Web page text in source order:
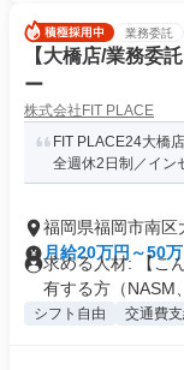
業務委託
【大橋店/業務委
ー
株式会社FIT PLACE
FIT PLACE24大橋
全週休2日制／イン
福岡県福岡市南区
月給20万円～50万
求める人材: 【こ
有する方（NASM
シフト自由 交通費